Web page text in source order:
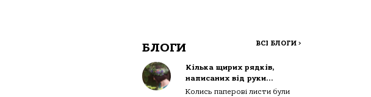
БЛОГИ ВСІ БЛОГИ >
Кілька щирих рядків,
написаних від руки…
Колись паперові листи були